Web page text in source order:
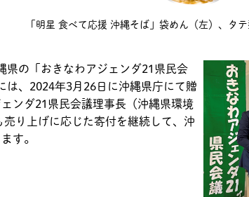
「明星 食べて応援 沖縄そば」袋めん（左）、タテ
県の「おきなわアジェンダ21県民会
は、2024年3月26日に沖縄県庁にて贈
ンダ21県民会議理事長（沖縄県環境
り上げに応じた寄付を継続して、沖
す。